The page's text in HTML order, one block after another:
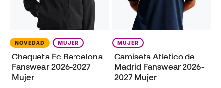
NOVEDAD MUJER
Chaqueta Fc Barcelona
Fanswear 2026-2027
Mujer
MUJER
Camiseta Atletico de
Madrid Fanswear 2026-
2027 Mujer